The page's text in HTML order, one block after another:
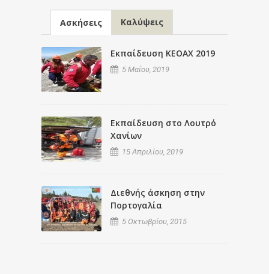
Ασκήσεις Καλύψεις
Εκπαίδευση ΚΕΟΑΧ 2019
5 Μαΐου, 2019
Εκπαίδευση στο Λουτρό
Χανίων
15 Απριλίου, 2019
Διεθνής άσκηση στην
Πορτογαλία
5 Οκτωβρίου, 2015